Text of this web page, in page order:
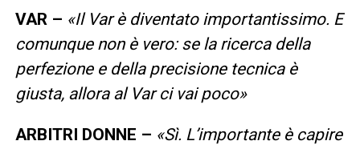
VAR – «Il Var è diventato importantissimo. E
comunque non è vero: se la ricerca della
perfezione e della precisione tecnica è
giusta, allora al Var ci vai poco»
ARBITRI DONNE – «Sì. L’importante è capire